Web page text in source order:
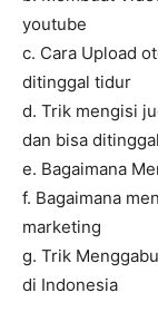
youtube
c. Cara Upload
ditinggal tidur
d. Trik mengisi
dan bisa
e. Bagaimana
f. Bagaimana
marketing
g. Trik
di Indonesia